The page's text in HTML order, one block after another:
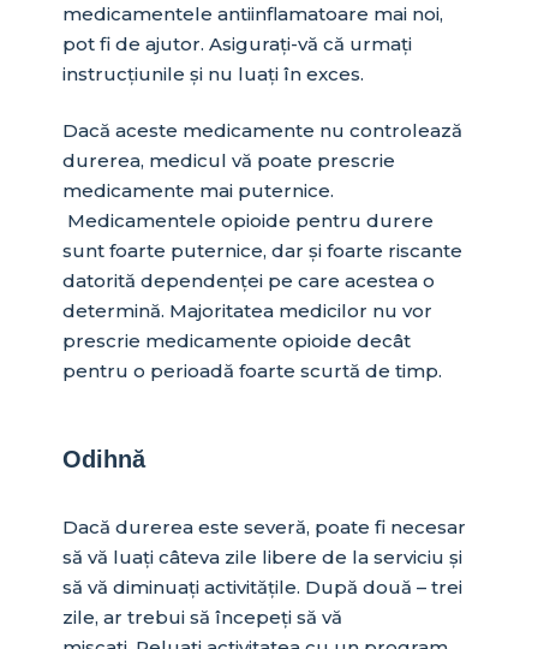
medicamentele antiinflamatoare mai noi,
pot fi de ajutor. Asigurați-vă că urmați
instrucțiunile și nu luați în exces.
Dacă aceste medicamente nu controlează
durerea, medicul vă poate prescrie
medicamente mai puternice.
Medicamentele opioide pentru durere
sunt foarte puternice, dar și foarte riscante
datorită dependenței pe care acestea o
determină. Majoritatea medicilor nu vor
prescrie medicamente opioide decât
pentru o perioadă foarte scurtă de timp.
Odihnă
Dacă durerea este severă, poate fi necesar
să vă luați câteva zile libere de la serviciu și
să vă diminuați activitățile. După două – trei
zile, ar trebui să începeți să vă